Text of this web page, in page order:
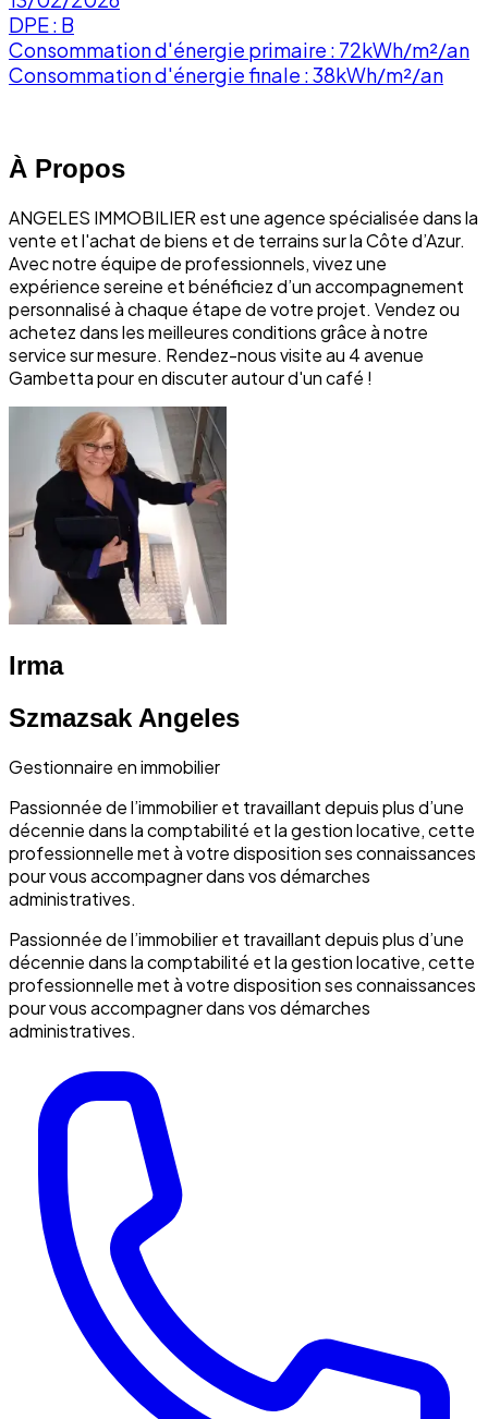
DPE : B
Consommation d'énergie primaire : 72kWh/m²/an
Consommation d'énergie finale : 38kWh/m²/an
À Propos
ANGELES IMMOBILIER est une agence spécialisée dans la
vente et l'achat de biens et de terrains sur la Côte d’Azur.
Avec notre équipe de professionnels, vivez une
expérience sereine et bénéficiez d’un accompagnement
personnalisé à chaque étape de votre projet. Vendez ou
achetez dans les meilleures conditions grâce à notre
service sur mesure. Rendez-nous visite au 4 avenue
Gambetta pour en discuter autour d'un café !
Irma
Szmazsak Angeles
Gestionnaire en immobilier
Passionnée de l’immobilier et travaillant depuis plus d’une
décennie dans la comptabilité et la gestion locative, cette
professionnelle met à votre disposition ses connaissances
pour vous accompagner dans vos démarches
administratives.
Passionnée de l’immobilier et travaillant depuis plus d’une
décennie dans la comptabilité et la gestion locative, cette
professionnelle met à votre disposition ses connaissances
pour vous accompagner dans vos démarches
administratives.